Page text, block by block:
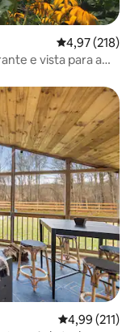
4,97 de uma
4,97 (218)
e vista para a
4,99 de uma
4,99 (211)